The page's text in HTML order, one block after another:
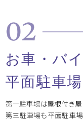
お車・バ
平面駐車
第一駐車場は屋根付き
第三駐車場も平面駐車